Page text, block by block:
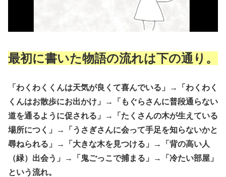
最初に書いた物語の流れは下の通り。
「わくわくくんは天気が良くて喜んでいる」→「わくわく
くんはお散歩にお出かけ」→「もぐらさんに普段通らない
道を通るように促される」→「たくさんの木が生えている
場所につく」→「うさぎさんに会って手足を知らないかと
尋ねられる」→「大きな木を見つける」→「背の高い人
（緑）出会う」→「鬼ごっこで捕まる」→「冷たい部屋」
という流れ。